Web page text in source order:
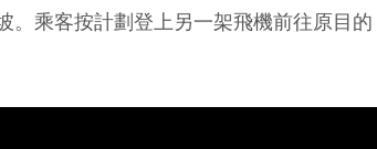
乘客按計劃登上另一架飛機前往原目的